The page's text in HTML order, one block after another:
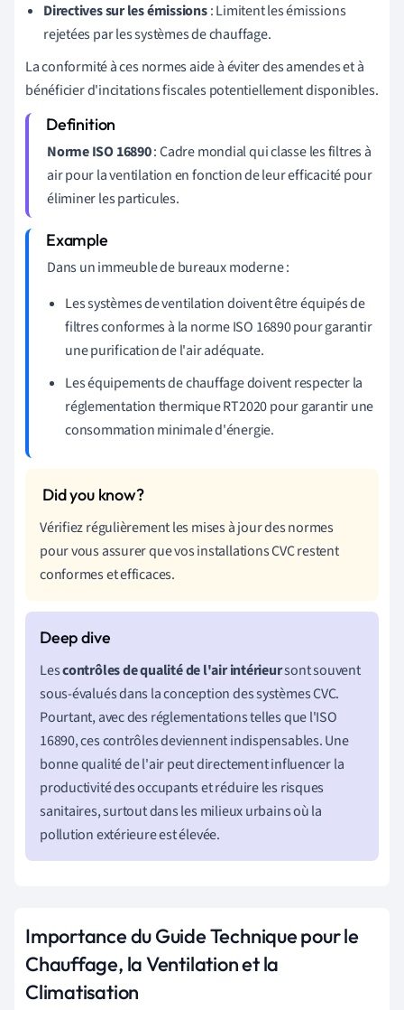
Directives sur les émissions: Limitent les émissions
rejetées par les systèmes de chauffage.
La conformité à ces normes aide à éviter des amendes et à
bénéficier d'incitations fiscales potentiellement disponibles.
Norme ISO 16890: Cadre mondial qui classe les filtres à
air pour la ventilation en fonction de leur efficacité pour
éliminer les particules.
Dans un immeuble de bureaux moderne :
Les systèmes de ventilation doivent être équipés de
filtres conformes à la norme ISO 16890 pour garantir
une purification de l'air adéquate.
Les équipements de chauffage doivent respecter la
réglementation thermique RT2020 pour garantir une
consommation minimale d'énergie.
Vérifiez régulièrement les mises à jour des normes
pour vous assurer que vos installations CVC restent
conformes et efficaces.
Lescontrôles de qualité de l'air intérieursont souvent
sous-évalués dans la conception des systèmes CVC.
Pourtant, avec des réglementations telles que l'ISO
16890, ces contrôles deviennent indispensables. Une
bonne qualité de l'air peut directement influencer la
productivité des occupants et réduire les risques
sanitaires, surtout dans les milieux urbains où la
pollution extérieure est élevée.
Importance du Guide Technique pour le
Chauffage, la Ventilation et la
Climatisation